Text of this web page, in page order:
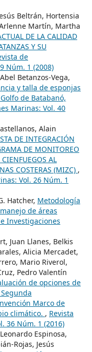
Beltrán, Hortensia
Martín, Martha
DE LA CALIDAD
Y SU
de
Núm. 1 (2008)
Betanzos-Vega,
y talla de esponjas
de Batabanó,
Marinas: Vol. 40
Alain
DE INTEGRACIÓN
DE MONITOREO
AL
COSTERAS (MIZC) ,
Vol. 26 Núm. 1
Hatcher, Metodología
de áreas
Investigaciones
Juan Llanes, Belkis
Alicia Mercadet,
Mario Riverol,
Pedro Valentín
de opciones de
Marco de
climático. , Revista
36 Núm. 1 (2016)
Espinosa,
Rojas, Jesús